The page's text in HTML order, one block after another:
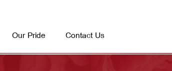
Our Pride Contact Us